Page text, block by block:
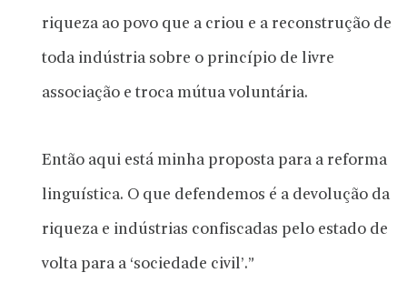
riqueza ao povo que a criou e a reconstrução de
toda indústria sobre o princípio de livre
associação e troca mútua voluntária.
Então aqui está minha proposta para a reforma
linguística. O que defendemos é a devolução da
riqueza e indústrias confiscadas pelo estado de
volta para a ‘sociedade civil’.”